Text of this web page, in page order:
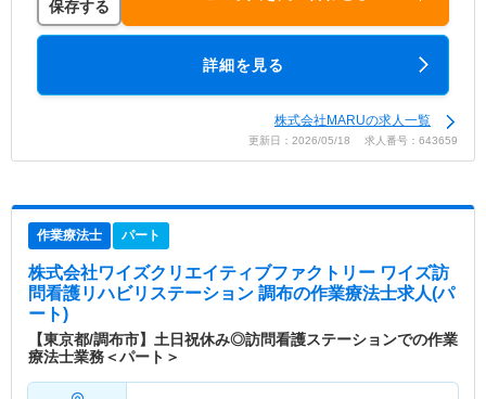
保存する
詳細を見る
株式会社MARUの求人一覧
更新日：2026/05/18 求人番号：643659
作業療法士 パート
株式会社ワイズクリエイティブファクトリー ワイズ訪
問看護リハビリステーション 調布の作業療法士求人(パ
ート)
【東京都/調布市】土日祝休み◎訪問看護ステーションでの作業
療法士業務＜パート＞